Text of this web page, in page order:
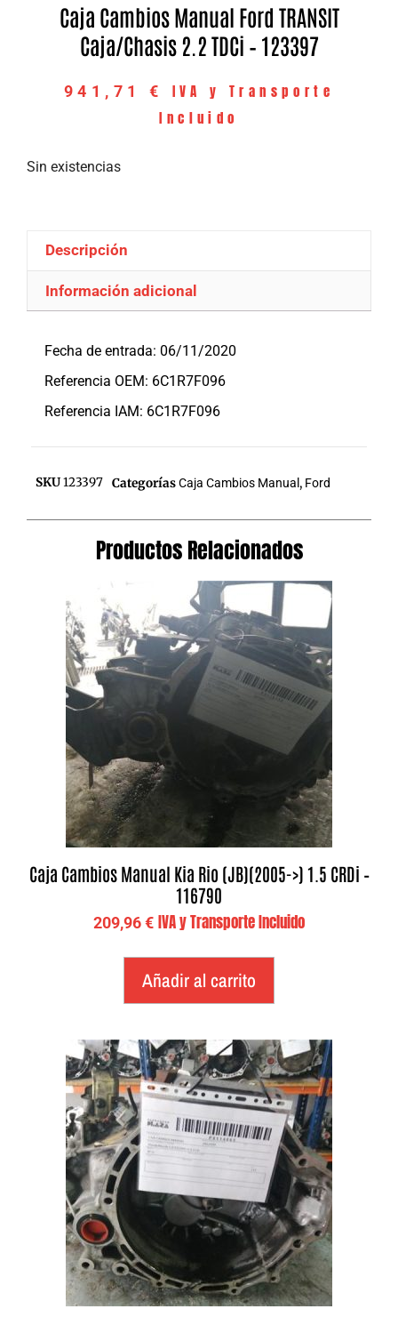
Caja Cambios Manual Ford TRANSIT
Caja/Chasis 2.2 TDCi – 123397
941,71 €
IVA y Transporte
Incluido
Sin existencias
Descripción
Información adicional
Fecha de entrada: 06/11/2020
Referencia OEM: 6C1R7F096
Referencia IAM: 6C1R7F096
SKU123397 CategoríasCaja Cambios Manual , Ford
Productos Relacionados
Caja Cambios Manual Kia Rio (JB)(2005->) 1.5 CRDi –
116790
209,96€ IVA y Transporte Incluido
Añadir al carrito